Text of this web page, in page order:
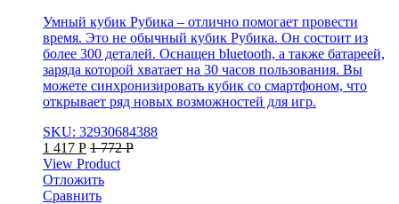
Умный кубик Рубика – отлично помогает провести
время. Это не обычный кубик Рубика. Он состоит из
более 300 деталей. Оснащен bluetooth, а также батареей,
заряда которой хватает на 30 часов пользования. Вы
можете синхронизировать кубик со смартфоном, что
открывает ряд новых возможностей для игр.
SKU: 32930684388
1 417 Р 1 772Р
View Product
Отложить
Сравнить